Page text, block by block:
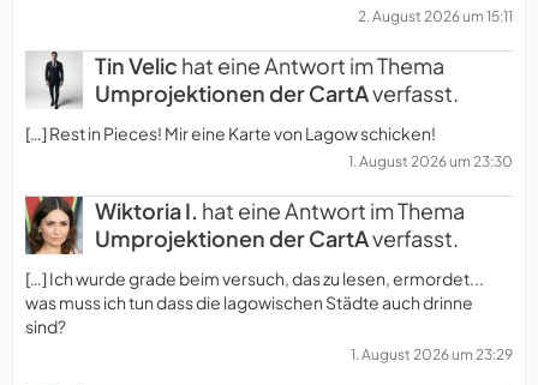
2. August 2026 um 15:11
Tin Velic hat eine Antwort im Thema
Umprojektionen der CartAverfasst.
[…] Rest in Pieces! Mir eine Karte von Lagow schicken!
1. August 2026 um 23:30
Wiktoria I. hat eine Antwort im Thema
Umprojektionen der CartAverfasst.
[…] Ich wurde grade beim versuch, das zu lesen, ermordet...
was muss ich tun dass die lagowischen Städte auch drinne
sind?
1. August 2026 um 23:29